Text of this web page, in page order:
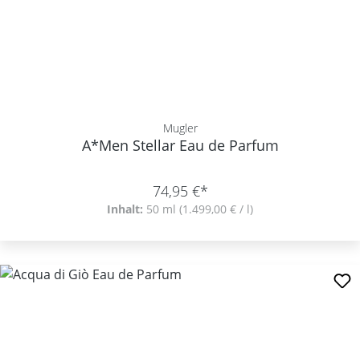
Mugler
A*Men Stellar Eau de Parfum
74,95 €*
Inhalt: 50 ml (1.499,00 € / l)